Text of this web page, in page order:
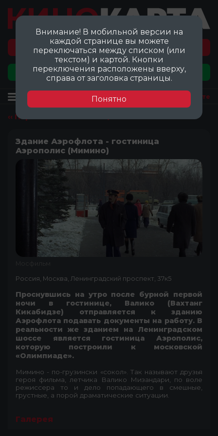
Перейти на карту локаций ©
Добавить локацию
Посмотреть на карте
‹‹ Перейти ко всем локациям
Здание Аэрофлота - гостиница
Аэрополис (Мимино)
Мосфильм
Россия, Москва, Ленинградский проспект, 37к5
Проснувшись на утро после бурной первой
ночи в гостинице, Валико (Вахтанг
Кикабидзе) отправляется к зданию
Аэрофлота подавать документы на работу. В
реальности же зданием на Ленинградском
шоссе является гостиница Аэрополис,
которую построили к московской
«Олимпиаде».
Мимино - по-грузински «сокол». Так называют друзья
героя фильма, летчика Валико Мизандари, по воле
режиссера то и дело попадающего в смешные,
грустные, а порой драматические ситуации.
Галерея
Внимание! В мобильной версии на
каждой странице вы можете
переключаться между списком (или
текстом) и картой. Кнопки
переключения расположены вверху,
справа от заголовка страницы.
Понятно